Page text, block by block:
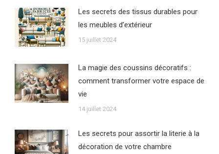
Les secrets des tissus durables pour
les meubles d’extérieur
15 juillet 2024
La magie des coussins décoratifs :
comment transformer votre espace de
vie
14 juillet 2024
Les secrets pour assortir la literie à la
décoration de votre chambre